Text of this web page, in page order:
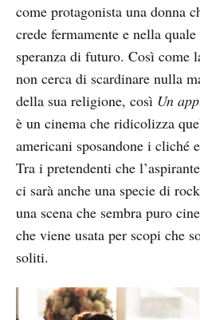
come protagonista una donna
crede fermamente e nella
speranza di futuro. Così
non cerca di scardinare nulla
della sua religione, così Un
è un cinema che ridicolizza
americani sposandone i cliché
Tra i pretendenti che
ci sarà anche una specie di
una scena che sembra puro
che viene usata per scopi che
soliti.